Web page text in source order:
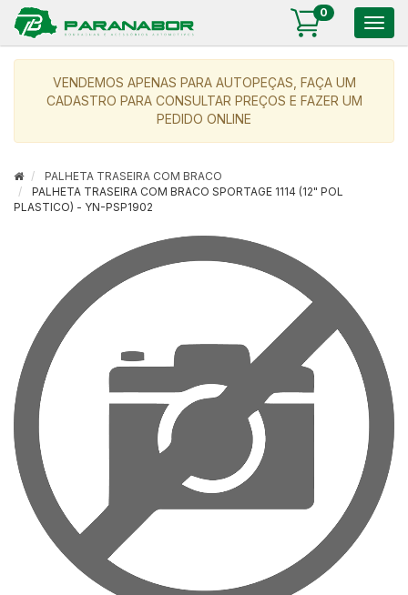
0
VENDEMOS APENAS PARA AUTOPEÇAS, FAÇA UM
CADASTRO PARA CONSULTAR PREÇOS E FAZER UM
PEDIDO ONLINE
PALHETA TRASEIRA COM BRACO
PALHETA TRASEIRA COM BRACO SPORTAGE 1114 (12" POL
PLASTICO) - YN-PSP1902